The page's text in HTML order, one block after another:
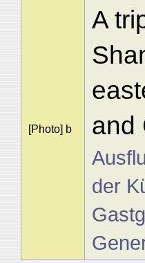
[Photo] b
A
and
der